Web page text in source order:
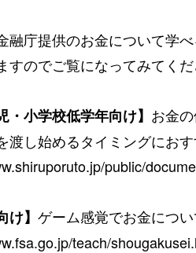
融庁提供のお金について学
すのでご覧になってみてくだ
・小学校低学年向け】 お金
渡し始めるタイミングにお
public/
け】 ゲーム感覚でお金につ
teach/